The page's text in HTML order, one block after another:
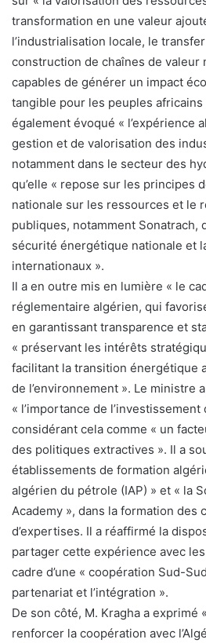
transformation en une valeur
l’industrialisation locale, le
construction de chaînes de valeur
capables de générer un impact
tangible pour les peuples africains
également évoqué « l’expérience
gestion et de valorisation des
notamment dans le secteur des
qu’elle « repose sur les principes
nationale sur les ressources et le
publiques, notamment Sonatrach,
sécurité énergétique nationale et
internationaux ».
Il a en outre mis en lumière « le
réglementaire algérien, qui
en garantissant transparence et
« préservant les intérêts
facilitant la transition énergétique
de l’environnement ». Le ministre
« l’importance de
considérant cela comme « un
des politiques extractives ». Il a
établissements de formation
algérien du pétrole (IAP) » et « la
Academy », dans la formation des
d’expertises. Il a réaffirmé la
partager cette expérience avec
cadre d’une « coopération Sud-
partenariat et l’intégration ».
De son côté, M. Kragha a exprimé
renforcer la coopération avec